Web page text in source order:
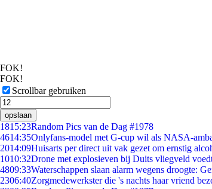
FOK!
FOK!
Scrollbar gebruiken
opslaan
1815:23Random Pics van de Dag #1978
4614:35Onlyfans-model met G-cup wil als NASA-
2014:09Huisarts per direct uit vak gezet om ernstig
1010:32Drone met explosieven bij Duits vliegveld
4809:33Waterschappen slaan alarm wegens droogte:
2306:40Zorgmedewerkster die 's nachts haar vriend